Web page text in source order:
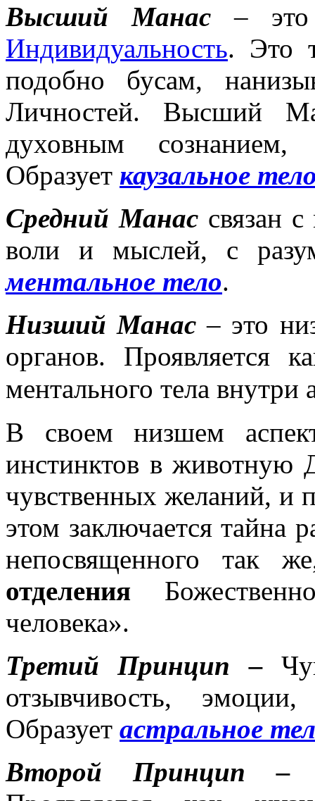
Высший Манас– это
Индивидуальность. Это
подобно бусам,
Личностей. Высший
духовным
Образует каузальное
Средний Манассвязан с
воли и мыслей, с
ментальное тело.
Низший Манас – это
органов. Проявляется
ментального тела внутри
В своем низшем
инстинктов в животную
чувственных желаний, и
этом заключается тайна
непосвященного так
отделения
человека».
Третий Принцип –
отзывчивость,
Образует астральное
Второй Принцип